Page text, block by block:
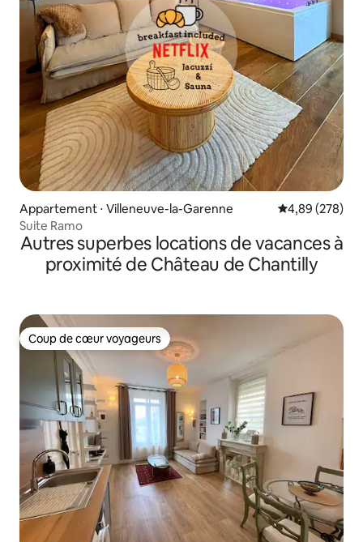
Appartement ⋅ Villeneuve-la-Garenne Évaluation
4,89 (278)
Suite Ramo
Autres superbes locations de vacances à
proximité de Château de Chantilly
Coup de cœur voyageurs
Coup de cœur voyageurs